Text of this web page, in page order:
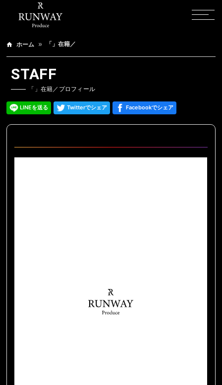
ホーム 「」在籍／
STAFF
「」在籍／プロフィール
LINEを送る Twitterでシェア Facebookでシェア